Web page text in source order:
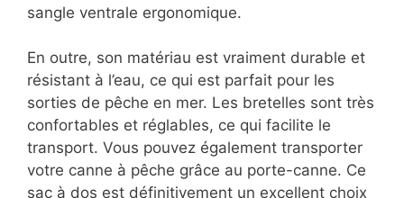
sangle ventrale ergonomique.
En outre, son matériau est vraiment durable et
résistant à l’eau, ce qui est parfait pour les
sorties de pêche en mer. Les bretelles sont très
confortables et réglables, ce qui facilite le
transport. Vous pouvez également transporter
votre canne à pêche grâce au porte-canne. Ce
sac à dos est définitivement un excellent choix